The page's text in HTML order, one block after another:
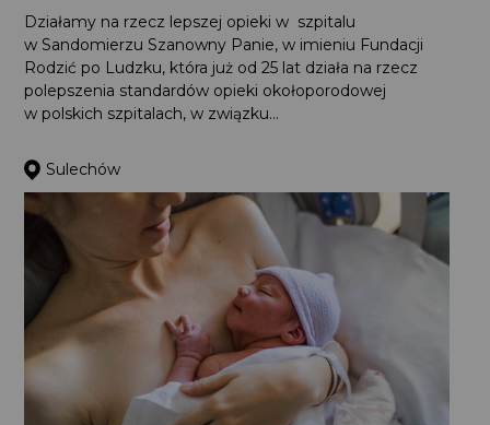
Działamy na rzecz lepszej opieki w szpitalu
w Sandomierzu Szanowny Panie, w imieniu Fundacji
Rodzić po Ludzku, która już od 25 lat działa na rzecz
polepszenia standardów opieki okołoporodowej
w polskich szpitalach, w związku...
Sulechów